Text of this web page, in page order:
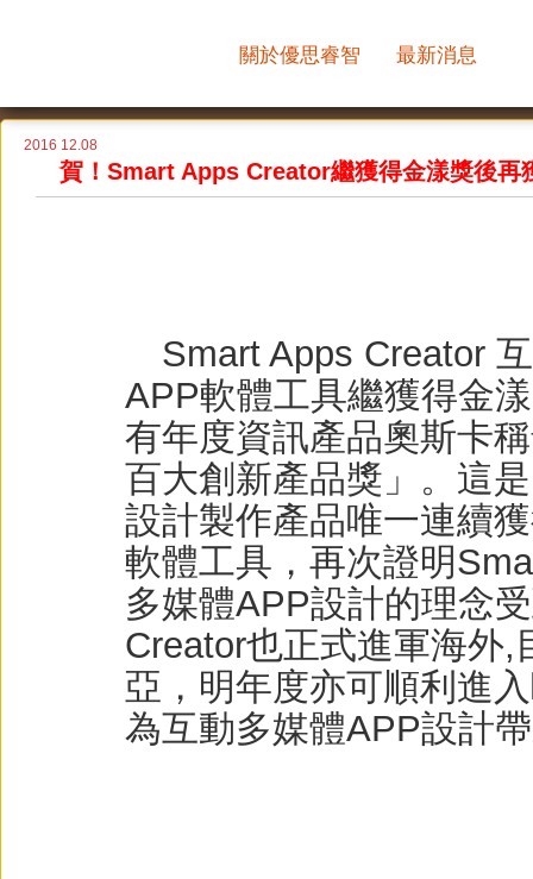
關於優思睿智 最新消息
2016 12.08
賀！Smart Apps Creator繼獲得金
Smart Apps Creator
APP軟體工具繼獲得金
有年度資訊產品奧斯卡
百大創新產品獎」。這
設計製作產品唯一連續
軟體工具，再次證明
多媒體APP設計的理念
Creator也正式進軍海外
亞，明年度亦可順利進
為互動多媒體APP設計